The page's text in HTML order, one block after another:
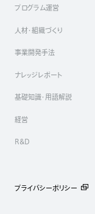
プログラム運営
人材・組織づくり
事業開発手法
ナレッジレポート
基礎知識・用語解説
経営
R&D
プライバシーポリシー